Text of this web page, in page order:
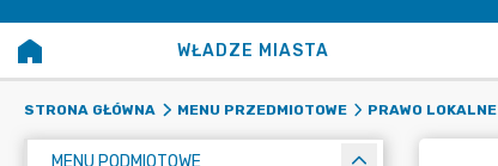
WŁADZE MIASTA
STRONA GŁÓWNA MENU PRZEDMIOTOWE PRAWO LOKALNE
MENU PODMIOTOWE